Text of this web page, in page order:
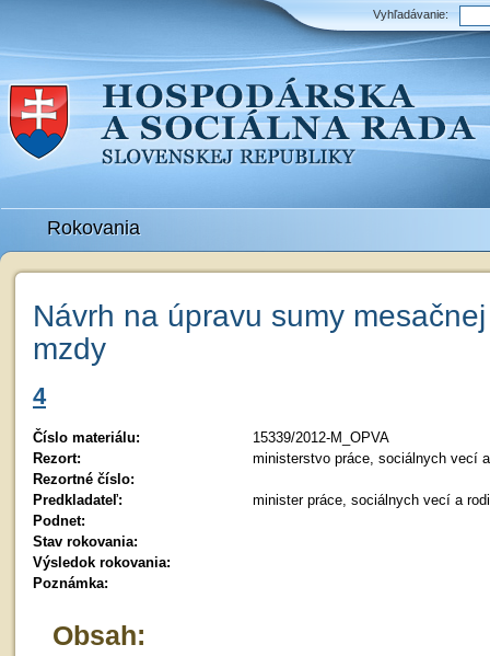
Vyhľadávanie:
Rokovania
Návrh na úpravu sumy
mzdy
4
Číslo materiálu:
15339/2012-M_OPVA
Rezort:
ministerstvo práce, sociálnych vecí
Rezortné číslo:
Predkladateľ:
minister práce, sociálnych vecí a
Podnet:
Stav rokovania:
Výsledok rokovania:
Poznámka:
Obsah: